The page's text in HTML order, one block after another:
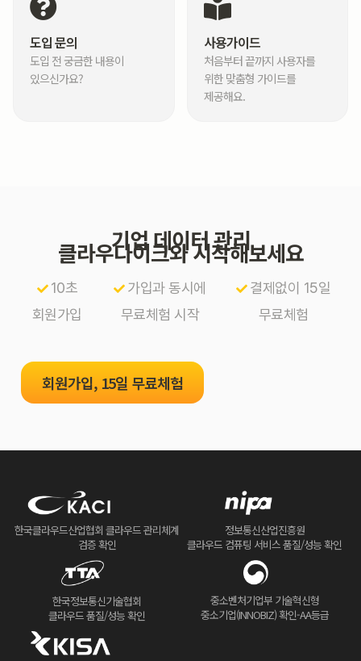
도입 문의
도입 전 궁금한 내용이
있으신가요?
사용가이드
처음부터 끝까지 사용자를
위한 맞춤형 가이드를
제공해요.
기업 데이터 관리
클라우다이크와 시작해보세요
10초
회원가입
가입과 동시에
무료체험 시작
결제없이 15일
무료체험
회원가입, 15일 무료체험
한국클라우드산업협회 클라우드 관리체계
검증 확인
정보통신산업진흥원
클라우드 컴퓨팅 서비스 품질/성능 확인
한국정보통신기술협회
클라우드 품질/성능 확인
중소벤처기업부 기술혁신형
중소기업(INNOBIZ) 확인-AA등급